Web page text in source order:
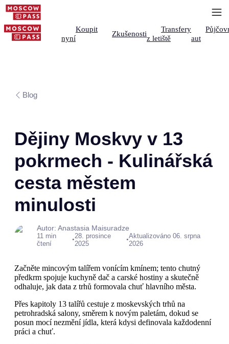
Koupit
nyní
Zkušenosti
Transfery
z letiště
aut
Blog
Dějiny Moskvy v 13
pokrmech - Kulinářská
cesta městem
minulosti
Autor: Anastasia Maisuradze
11 min
čtení
•28. prosince
2025
•Aktualizováno 06. srpna
2026
Začněte mincovým talířem vonícím kmínem; tento chutný
předkrm spojuje kuchyně dač a carské hostiny a skutečně
odhaluje, jak data z trhů formovala chuť hlavního města.
Přes kapitoly 13 talířů cestuje z moskevských trhů na
petrohradská salony, směrem k novým paletám, dokud se
posun mocí nezmění jídla, která kdysi definovala každodenní
práci a chuť.